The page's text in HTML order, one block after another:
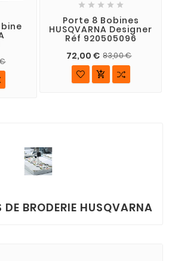
    
Porte 8 Bobines
HUSQVARNA Designer
Réf 920505096
72,00 € 83,00 €

DE BRODERIE HUSQVARNA